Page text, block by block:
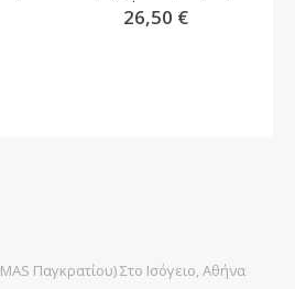
300ml 6W KP-6007
26,50 €
Παγκρατίου) Στο Ισόγειο, Αθήνα